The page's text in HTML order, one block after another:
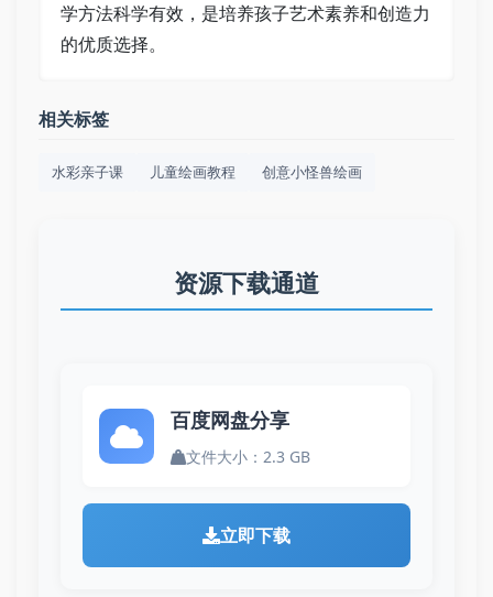
学方法科学有效，是培养孩子艺术素养和创造力
的优质选择。
相关标签
水彩亲子课 儿童绘画教程 创意小怪兽绘画
资源下载通道
百度网盘分享
文件大小：2.3 GB
立即下载